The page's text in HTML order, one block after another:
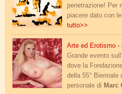
penetrazione! Per
piacere dato con
tutto>>
quinn_biennale_s.jpgArte ed Erotismo -
Grande evento
dove la
della 55° Biennale
personale di Marc